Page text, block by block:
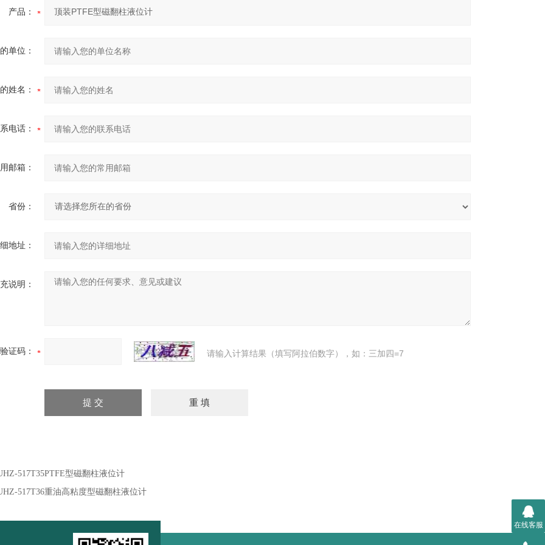
产品：
单位：
姓名：
电话：
邮箱：
省份：
地址：
说明：
验证码： 请输入计算结果（填写阿拉伯数字），如：三加四=7
517T35PTFE型磁翻柱液位计
517T36重油高粘度型磁翻柱液位计
在线客服